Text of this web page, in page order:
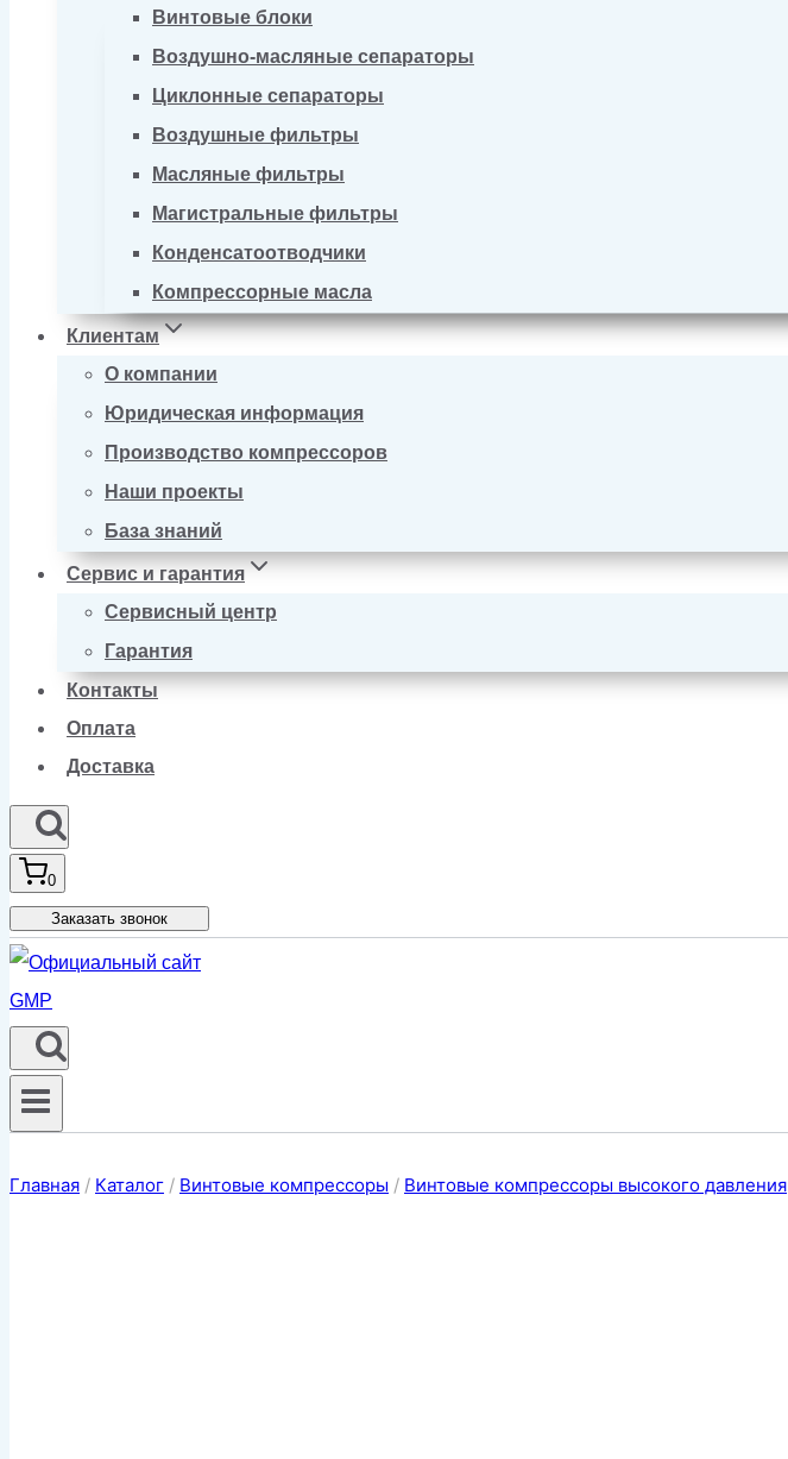
Винтовые блоки
Воздушно-масляные сепараторы
Циклонные сепараторы
Воздушные фильтры
Масляные фильтры
Магистральные фильтры
Конденсатоотводчики
Компрессорные масла
Клиентам
О компании
Юридическая информация
Производство компрессоров
Наши проекты
База знаний
Сервис и гарантия
Сервисный центр
Гарантия
Контакты
Оплата
Доставка
0
Заказать звонок
Главная / Каталог / Винтовые компрессоры / Винтовые компрессоры высокого давления